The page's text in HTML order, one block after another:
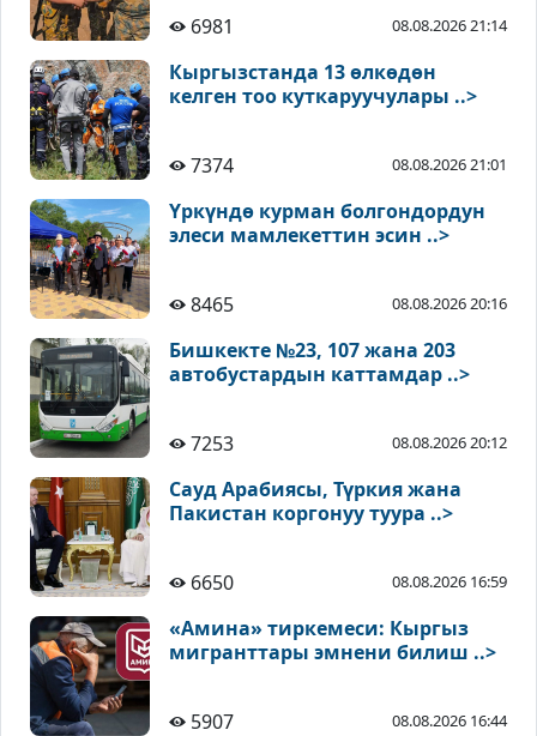
6981
08.08.2026 21:14
Кыргызстанда 13 өлкөдөн
келген тоо куткаруучулары ..>
7374 08.08.2026 21:01
Үркүндө курман болгондордун
элеси мамлекеттин эсин ..>
8465 08.08.2026 20:16
Бишкекте №23, 107 жана 203
автобустардын каттамдар ..>
7253 08.08.2026 20:12
Сауд Арабиясы, Түркия жана
Пакистан коргонуу туура ..>
6650 08.08.2026 16:59
«Амина» тиркемеси: Кыргыз
мигранттары эмнени билиш ..>
5907 08.08.2026 16:44